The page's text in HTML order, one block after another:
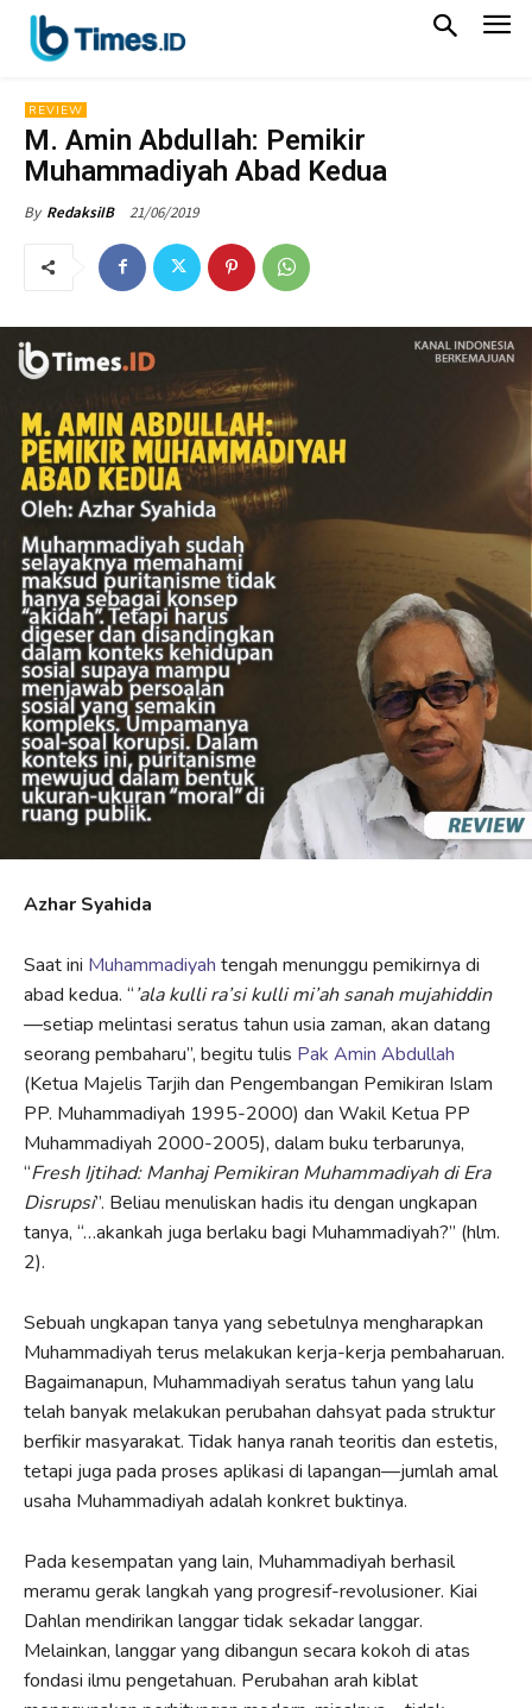
REVIEW
M. Amin Abdullah: Pemikir
Muhammadiyah Abad Kedua
By RedaksiIB 21/06/2019
Azhar Syahida
Saat ini Muhammadiyah tengah menunggu pemikirnya di
abad kedua. “’ala kulli ra’si kulli mi’ah sanah mujahiddin
—setiap melintasi seratus tahun usia zaman, akan datang
seorang pembaharu”, begitu tulis Pak Amin Abdullah
(Ketua Majelis Tarjih dan Pengembangan Pemikiran Islam
PP. Muhammadiyah 1995-2000) dan Wakil Ketua PP
Muhammadiyah 2000-2005), dalam buku terbarunya,
“Fresh Ijtihad: Manhaj Pemikiran Muhammadiyah di Era
Disrupsi”. Beliau menuliskan hadis itu dengan ungkapan
tanya, “…akankah juga berlaku bagi Muhammadiyah?” (hlm.
2).
Sebuah ungkapan tanya yang sebetulnya mengharapkan
Muhammadiyah terus melakukan kerja-kerja pembaharuan.
Bagaimanapun, Muhammadiyah seratus tahun yang lalu
telah banyak melakukan perubahan dahsyat pada struktur
berfikir masyarakat. Tidak hanya ranah teoritis dan estetis,
tetapi juga pada proses aplikasi di lapangan—jumlah amal
usaha Muhammadiyah adalah konkret buktinya.
Pada kesempatan yang lain, Muhammadiyah berhasil
meramu gerak langkah yang progresif-revolusioner. Kiai
Dahlan mendirikan langgar tidak sekadar langgar.
Melainkan, langgar yang dibangun secara kokoh di atas
fondasi ilmu pengetahuan. Perubahan arah kiblat